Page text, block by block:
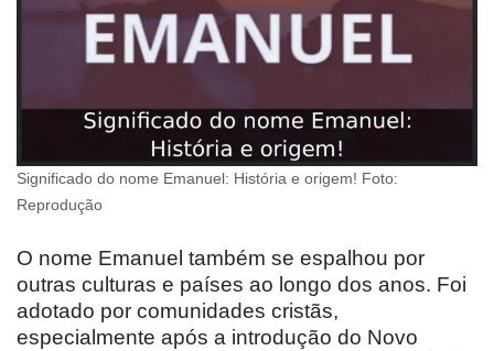
Significado do nome Emanuel: História e origem! Foto:
Reprodução
O nome Emanuel também se espalhou por
outras culturas e países ao longo dos anos. Foi
adotado por comunidades cristãs,
especialmente após a introdução do Novo